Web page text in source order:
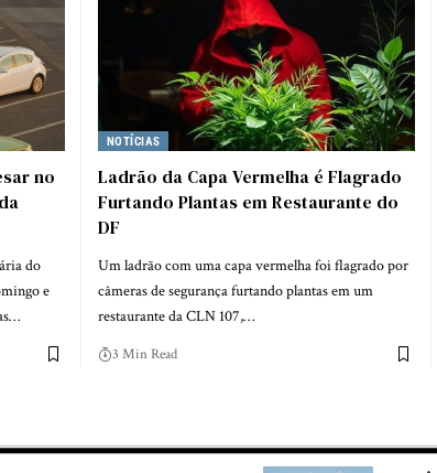
no
do
e
NOTÍCIAS
Ladrão da Capa Vermelha é Flagrado
Furtando Plantas em Restaurante do
DF
Um ladrão com uma capa vermelha foi flagrado por
câmeras de segurança furtando plantas em um
restaurante da CLN 107,…
3 Min Read